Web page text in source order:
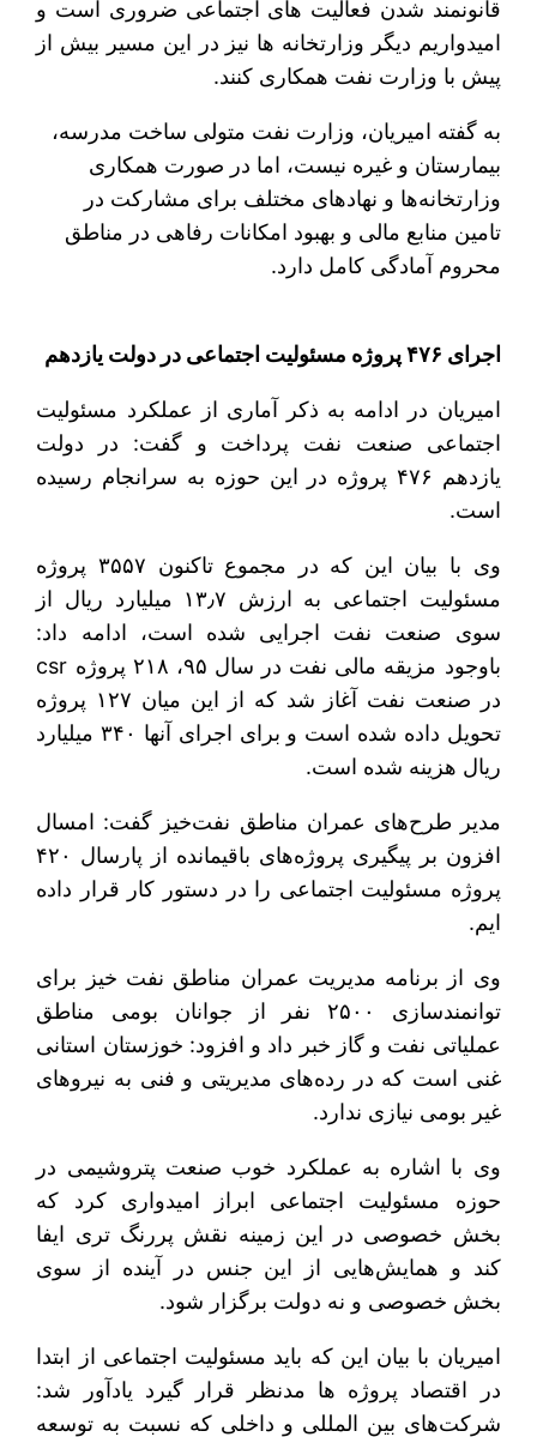
قانونمند شدن فعالیت های اجتماعی ضروری است و
امیدواریم دیگر وزارتخانه ها نیز در این مسیر بیش از
پیش با وزارت نفت همکاری کنند.
به گفته امیریان، وزارت نفت متولی ساخت مدرسه،
بیمارستان و غیره نیست، اما در صورت همکاری
وزارتخانه‌ها و نهادهای مختلف برای مشارکت در
تامین منابع مالی و بهبود امکانات رفاهی در مناطق
محروم آمادگی کامل دارد.
اجرای ۴۷۶ پروژه مسئولیت اجتماعی در دولت یازدهم
امیریان در ادامه به ذکر آماری از عملکرد مسئولیت
اجتماعی صنعت نفت پرداخت و گفت: در دولت
یازدهم ۴۷۶ پروژه در این حوزه به سرانجام رسیده
است.
وی با بیان این که در مجموع تاکنون ۳۵۵۷ پروژه
مسئولیت اجتماعی به ارزش ۱۳٫۷ میلیارد ریال از
سوی صنعت نفت اجرایی شده است، ادامه داد:
باوجود مزیقه مالی نفت در سال ۹۵، ۲۱۸ پروژه csr
در صنعت نفت آغاز شد که از این میان ۱۲۷ پروژه
تحویل داده شده است و برای اجرای آنها ۳۴۰ میلیارد
ریال هزینه شده است.
مدیر طرح‌های عمران مناطق نفت‌خیز گفت: امسال
افزون بر پیگیری پروژه‌های باقیمانده از پارسال ۴۲۰
پروژه مسئولیت اجتماعی را در دستور کار قرار داده
ایم.
وی از برنامه مدیریت عمران مناطق نفت خیز برای
توانمندسازی ۲۵۰۰ نفر از جوانان بومی مناطق
عملیاتی نفت و گاز خبر داد و افزود: خوزستان استانی
غنی است که در رده‌های مدیریتی و فنی به نیروهای
غیر بومی نیازی ندارد.
وی با اشاره به عملکرد خوب صنعت پتروشیمی در
حوزه مسئولیت اجتماعی ابراز امیدواری کرد که
بخش خصوصی در این زمینه نقش پررنگ تری ایفا
کند و همایش‌هایی از این جنس در آینده از سوی
بخش خصوصی و نه دولت برگزار شود.
امیریان با بیان این که باید مسئولیت اجتماعی از ابتدا
در اقتصاد پروژه ها مدنظر قرار گیرد یادآور شد:
شرکت‌های بین المللی و داخلی که نسبت به توسعه